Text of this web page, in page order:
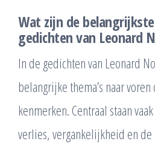
Wat zijn de
gedichten van Leonard
In de gedichten van Leonard
belangrijke thema’s naar
kenmerken. Centraal staan
verlies, vergankelijkheid en de